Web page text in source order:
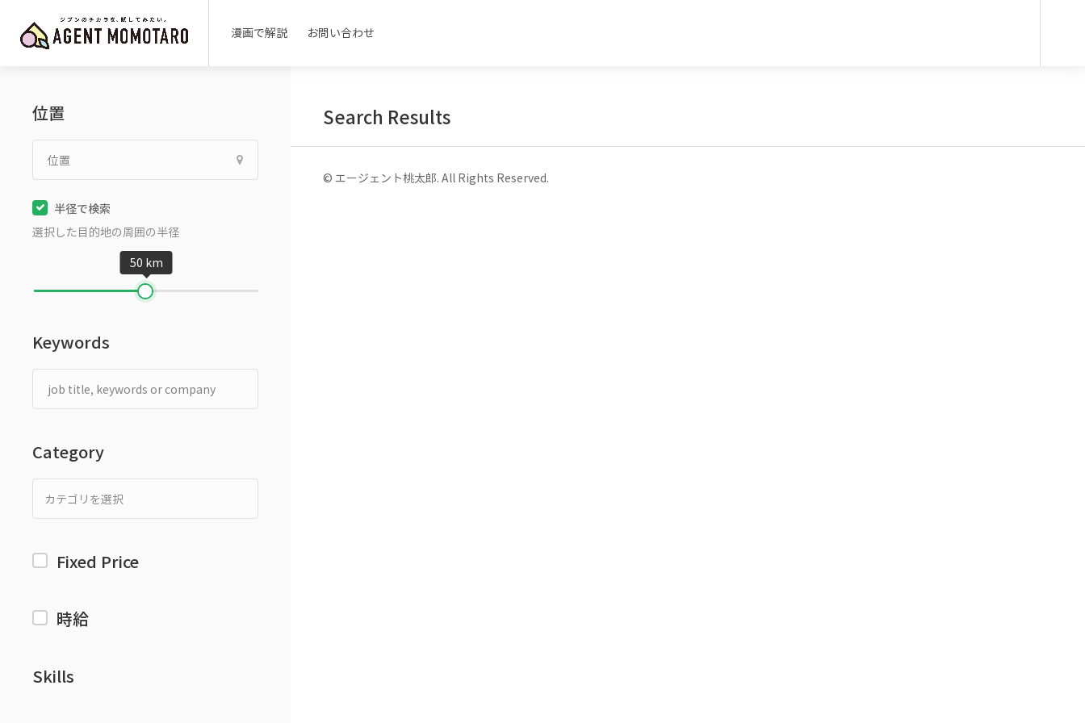
漫画で解説 お問い合わせ
位置
半径で検索
選択した目的地の周囲の半径
50 km
Keywords
Category
Fixed Price
時給
Skills
Search Results
© エージェント桃太郎. All Rights Reserved.